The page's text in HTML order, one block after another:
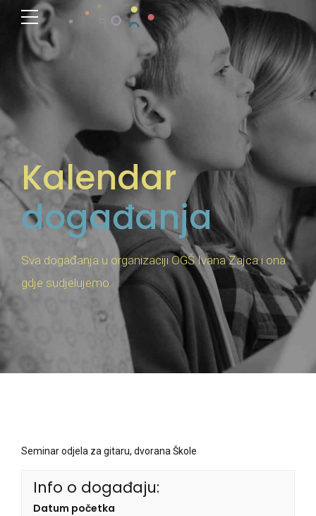
Kalendar
događanja
Sva događanja u organizaciji OGŠ Ivana Zajca i ona
gdje sudjelujemo.
Seminar odjela za gitaru, dvorana Škole
Info o događaju:
Datum početka